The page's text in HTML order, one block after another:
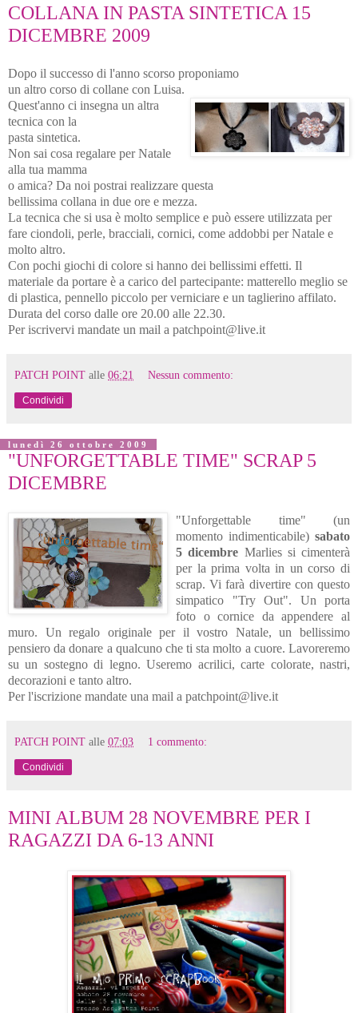
COLLANA IN PASTA SINTETICA 15
DICEMBRE 2009
Dopo il successo di l'anno scorso proponiamo
un altro corso di collane con Luisa.
Quest'anno ci insegna un altra
tecnica con la
pasta sintetica.
Non sai cosa regalare per Natale
alla tua mamma
o amica? Da noi postrai realizzare questa
bellissima collana in due ore e mezza.
La tecnica che si usa è molto semplice e può essere utilizzata per
fare ciondoli, perle, bracciali, cornici, come addobbi per Natale e
molto altro.
Con pochi giochi di colore si hanno dei bellissimi effetti. Il
materiale da portare è a carico del partecipante: matterello meglio se
di plastica, pennello piccolo per verniciare e un taglierino affilato.
Durata del corso dalle ore 20.00 alle 22.30.
Per iscrivervi mandate un mail a patchpoint@live.it
PATCH POINT alle 06:21 Nessun commento:
Condividi
lunedì 26 ottobre 2009
"UNFORGETTABLE TIME" SCRAP 5
DICEMBRE
"Unforgettable time" (un
momento indimenticabile) sabato
5 dicembre Marlies si cimenterà
per la prima volta in un corso di
scrap. Vi farà divertire con questo
simpatico "Try Out". Un porta
foto o cornice da appendere al
muro. Un regalo originale per il vostro Natale, un bellissimo
pensiero da donare a qualcuno che ti sta molto a cuore. Lavoreremo
su un sostegno di legno. Useremo acrilici, carte colorate, nastri,
decorazioni e tanto altro.
Per l'iscrizione mandate una mail a patchpoint@live.it
PATCH POINT alle 07:03 1 commento:
Condividi
MINI ALBUM 28 NOVEMBRE PER I
RAGAZZI DA 6-13 ANNI